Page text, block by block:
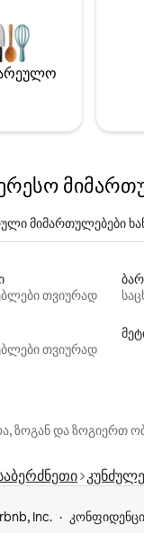
მიმართულებები
თვიურად
თვიურად
ზოგან და ზოგიერთ
Inc.